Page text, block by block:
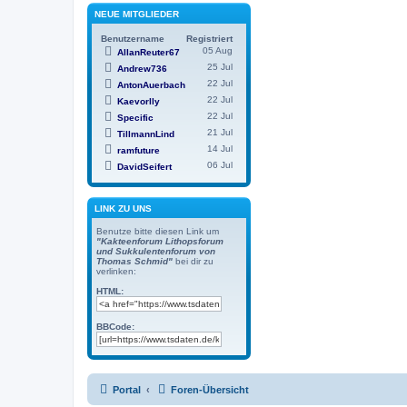
NEUE MITGLIEDER
Benutzername
Registriert
AllanReuter67
05 Aug
Andrew736
25 Jul
AntonAuerbach
22 Jul
Kaevorlly
22 Jul
Specific
22 Jul
TillmannLind
21 Jul
ramfuture
14 Jul
DavidSeifert
06 Jul
LINK ZU UNS
Benutze bitte diesen Link um
"Kakteenforum Lithopsforum
und Sukkulentenforum von
Thomas Schmid" bei dir zu
verlinken:
HTML:
BBCode:
Portal Foren-Übersicht